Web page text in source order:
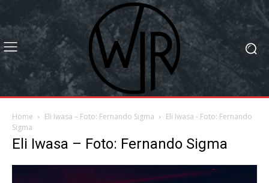
Home Eli Iwasa – Foto: Fernando Sigma
Eli Iwasa - Foto: Fernando
Sigma
Eli Iwasa – Foto: Fernando Sigma